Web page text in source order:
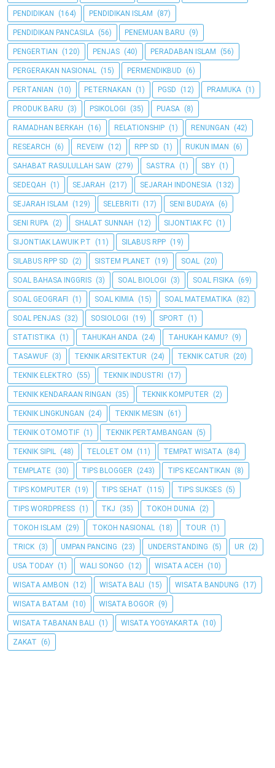
PENDIDIKAN (164) PENDIDIKAN ISLAM (87)
PENDIDIKAN PANCASILA (56) PENEMUAN BARU (9)
PENGERTIAN (120) PENJAS (40) PERADABAN ISLAM (56)
PERGERAKAN NASIONAL (15) PERMENDIKBUD (6)
PERTANIAN (10) PETERNAKAN (1) PGSD (12) PRAMUKA (1)
PRODUK BARU (3) PSIKOLOGI (35) PUASA (8)
RAMADHAN BERKAH (16) RELATIONSHIP (1) RENUNGAN (42)
RESEARCH (6) REVEIW (12) RPP SD (1) RUKUN IMAN (6)
SAHABAT RASULULLAH SAW (279) SASTRA (1) SBY (1)
SEDEQAH (1) SEJARAH (217) SEJARAH INDONESIA (132)
SEJARAH ISLAM (129) SELEBRITI (17) SENI BUDAYA (6)
SENI RUPA (2) SHALAT SUNNAH (12) SIJONTIAK FC (1)
SIJONTIAK LAWUIK P.T (11) SILABUS RPP (19)
SILABUS RPP SD (2) SISTEM PLANET (19) SOAL (20)
SOAL BAHASA INGGRIS (3) SOAL BIOLOGI (3) SOAL FISIKA (69)
SOAL GEOGRAFI (1) SOAL KIMIA (15) SOAL MATEMATIKA (82)
SOAL PENJAS (32) SOSIOLOGI (19) SPORT (1)
STATISTIKA (1) TAHUKAH ANDA (24) TAHUKAH KAMU? (9)
TASAWUF (3) TEKNIK ARSITEKTUR (24) TEKNIK CATUR (20)
TEKNIK ELEKTRO (55) TEKNIK INDUSTRI (17)
TEKNIK KENDARAAN RINGAN (35) TEKNIK KOMPUTER (2)
TEKNIK LINGKUNGAN (24) TEKNIK MESIN (61)
TEKNIK OTOMOTIF (1) TEKNIK PERTAMBANGAN (5)
TEKNIK SIPIL (48) TELOLET OM (11) TEMPAT WISATA (84)
TEMPLATE (30) TIPS BLOGGER (243) TIPS KECANTIKAN (8)
TIPS KOMPUTER (19) TIPS SEHAT (115) TIPS SUKSES (5)
TIPS WORDPRESS (1) TKJ (35) TOKOH DUNIA (2)
TOKOH ISLAM (29) TOKOH NASIONAL (18) TOUR (1)
TRICK (3) UMPAN PANCING (23) UNDERSTANDING (5) UR (2)
USA TODAY (1) WALI SONGO (12) WISATA ACEH (10)
WISATA AMBON (12) WISATA BALI (15) WISATA BANDUNG (17)
WISATA BATAM (10) WISATA BOGOR (9)
WISATA TABANAN BALI (1) WISATA YOGYAKARTA (10)
ZAKAT (6)